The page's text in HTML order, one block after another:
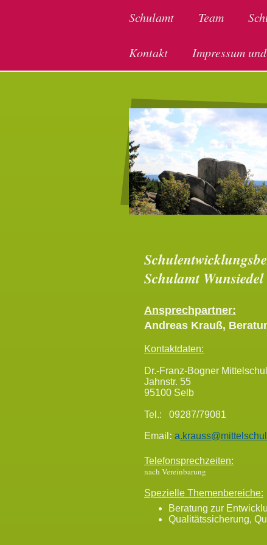
Schulamt Team
Kontakt Impressum
Schulamt Wunsiedel
Ansprechpartner:
Andreas Krauß,
Kontaktdaten:
Dr.-Franz-Bogner
Jahnstr. 55
95100 Selb
Tel.: 09287/79081
Email : a
Telefonsprechzeiten:
nach Vereinbarung
Spezielle Themenbereiche:
Beratung zur
Qualitätssicherung,